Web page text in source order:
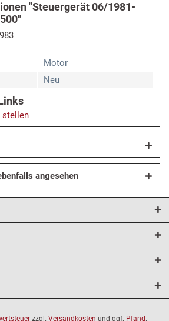
"Steuergerät 06/1981-
Motor
Neu
stellen
angesehen
zzgl. Versandkosten und ggf. Pfand.